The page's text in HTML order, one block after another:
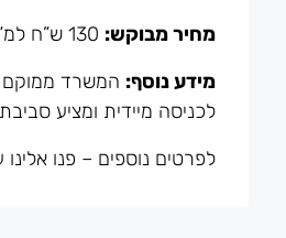
מחיר מבוקש:
מידע נוסף: המשרד ממוקם
לכניסה מיידית ומציע
לפרטים נוספים – פנו אלינו